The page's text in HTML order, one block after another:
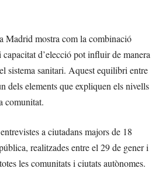
Madrid mostra com la combinació
d’elecció pot influir de manera
sistema sanitari. Aquest equilibri entre
dels elements que expliquen els nivells
comunitat.
a ciutadans majors de 18
realitzades entre el 29 de gener i
les comunitats i ciutats autònomes.